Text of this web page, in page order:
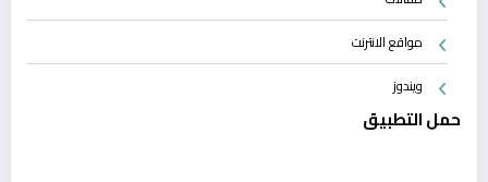
مواقع الانترنت
ويندوز
حمل التطبيق